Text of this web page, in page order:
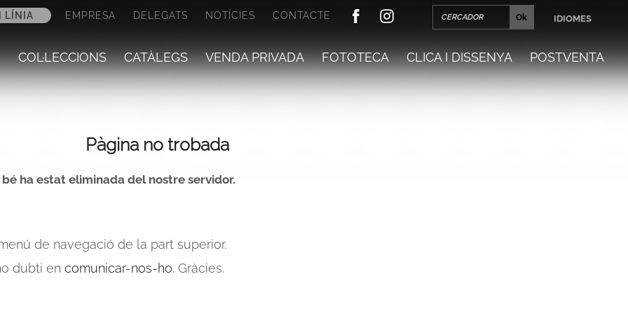
LÍNIA EMPRESA DELEGATS NOTÍCIES CONTACTE
COL·LECCIONS CATÀLEGS VENDA PRIVADA FOTOTECA CLICA I DISSENYA POSTVENTA
IDIOMES
Pàgina no trobada
ha estat eliminada del nostre servidor.
de navegació de la part superior.
dubti en comunicar-nos-ho. Gràcies.